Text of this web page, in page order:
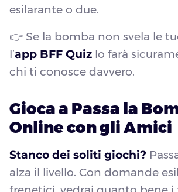
esilarante o due.
👉 Se la bomba non svela le
l’app BFF Quiz lo farà
chi ti conosce davvero.
Gioca a Passa la
Online con gli Amici
Stanco dei soliti giochi?
alza il livello. Con domande